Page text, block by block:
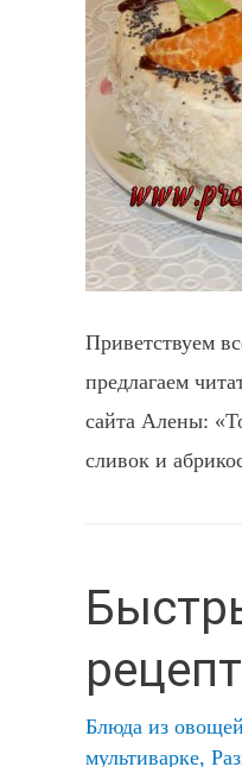
Приветствуем
предлагаем
сайта Алены:
сливок и
Блюда из
мультиварке,